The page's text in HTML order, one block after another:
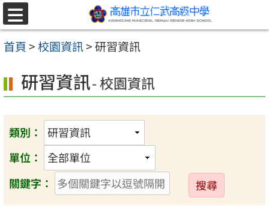
跳至主要內容區
選
單
首頁>校園資訊>研習資訊
研習資訊- 校園資訊
類別：
單位：
關鍵字：
送
出